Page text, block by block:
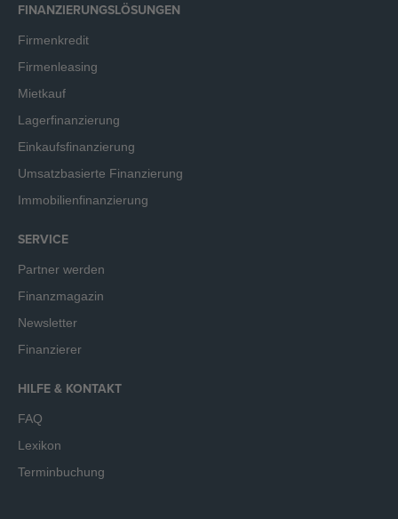
FINANZIERUNGSLÖSUNGEN
Firmenkredit
Firmenleasing
Mietkauf
Lagerfinanzierung
Einkaufsfinanzierung
Umsatzbasierte Finanzierung
Immobilienfinanzierung
SERVICE
Partner werden
Finanzmagazin
Newsletter
Finanzierer
HILFE & KONTAKT
FAQ
Lexikon
Terminbuchung